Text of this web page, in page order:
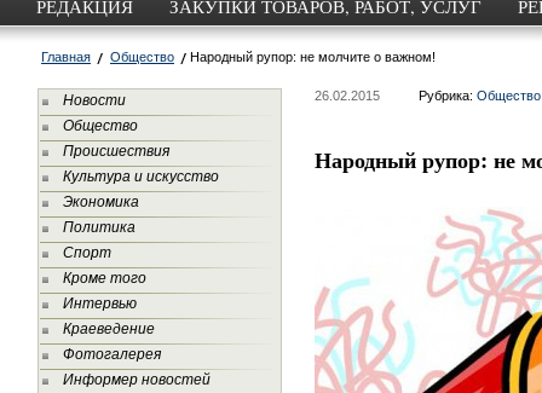
РЕДАКЦИЯ ЗАКУПКИ ТОВАРОВ, РАБОТ, УСЛУГ
Главная Общество Народный рупор: не молчите о важном!
Новости
Общество
Происшествия
Культура и искусство
Экономика
Политика
Спорт
Кроме того
Интервью
Краеведение
Фотогалерея
Информер новостей
26.02.2015 Рубрика: Общество
Народный рупор: не